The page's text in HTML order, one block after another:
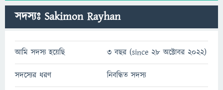
সদস্যঃ Sakimon Rayhan
আমি সদস্য হয়েছি 3 বছর (since 28 অক্টোবর 2022)
সদস্যের ধরণ নিবন্ধিত সদস্য